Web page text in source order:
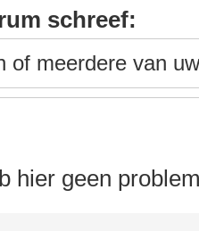
schreef:
of meerdere van
hier geen